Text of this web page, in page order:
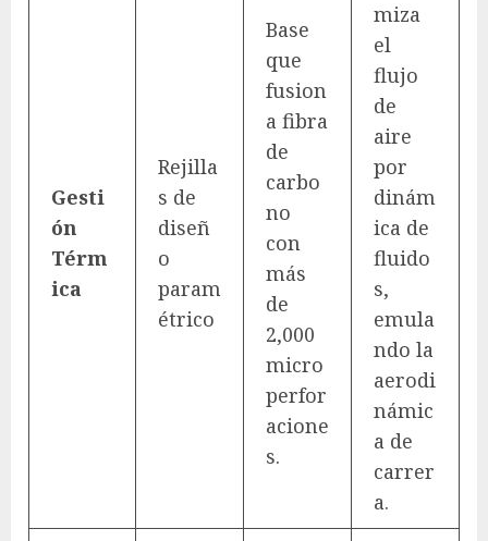
Gesti
ón
Térm
ica
Rejilla
s de
diseñ
o
param
étrico
Base
que
fusion
a fibra
de
carbo
no
con
más
de
2,000
micro
perfor
acione
s.
miza
el
flujo
de
aire
por
dinám
ica de
fluido
s,
emula
ndo la
aerodi
námic
a de
carrer
a.